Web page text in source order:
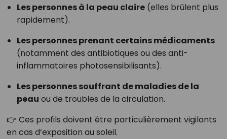
Les personnes à la peau claire(elles brûlent plus
rapidement).
Les personnes prenant certains médicaments
(notamment des antibiotiques ou des anti-
inflammatoires photosensibilisants).
Les personnes souffrant de maladies de la
peau ou de troubles de la circulation.
👉 Ces profils doivent être particulièrement vigilants
en cas d’exposition au soleil.